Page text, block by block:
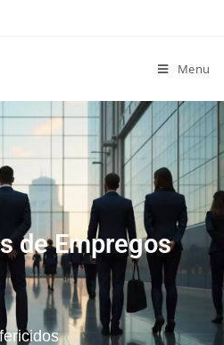
Menu
de Empregos